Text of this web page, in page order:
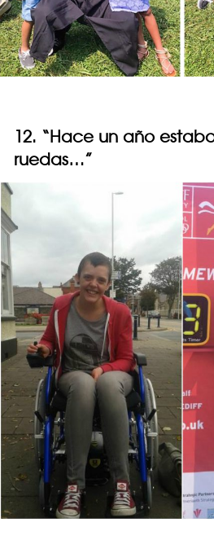
12. “Hace un año
ruedas…”